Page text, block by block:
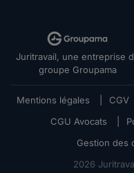
Juritravail, une entreprise
groupe Groupama
Mentions légales CGV
CGU Avocats
Gestion des
2026